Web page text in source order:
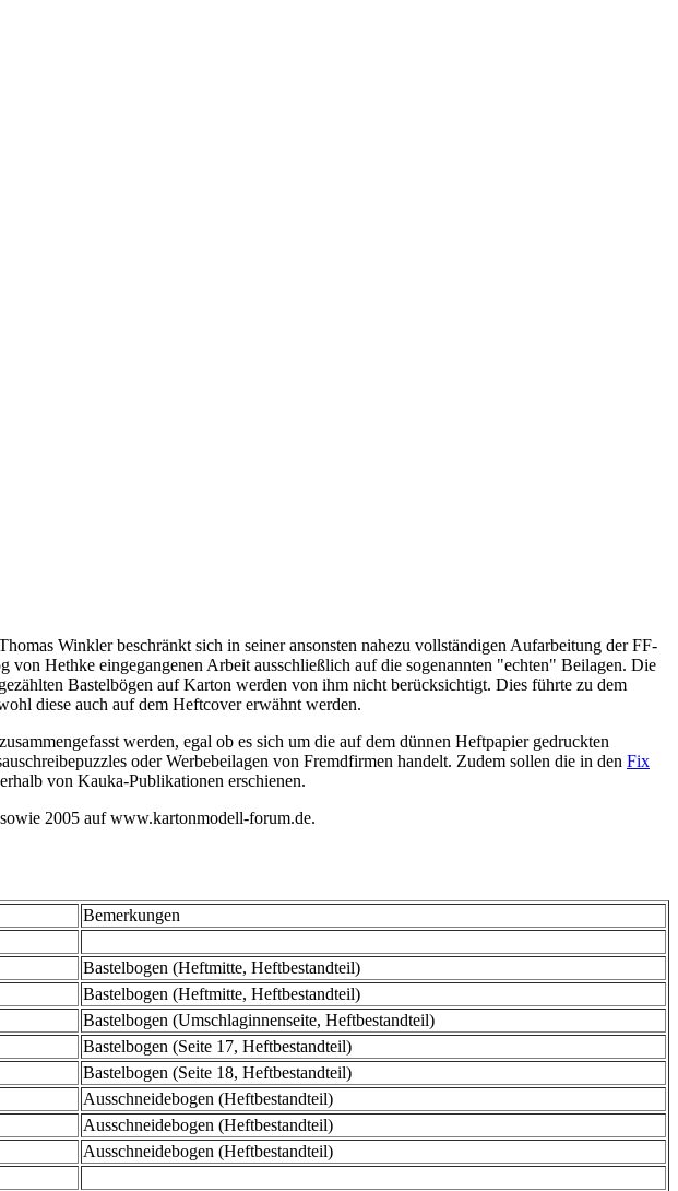
Winkler beschränkt sich in seiner ansonsten nahezu vollständigen Aufarbeitung der FF-
von Hethke eingegangenen Arbeit ausschließlich auf die sogenannten "echten" Beilagen. Die
Bastelbögen auf Karton werden von ihm nicht berücksichtigt. Dies führte zu dem
diese auch auf dem Heftcover erwähnt werden.
werden, egal ob es sich um die auf dem dünnen Heftpapier gedruckten
oder Werbebeilagen von Fremdfirmen handelt. Zudem sollen die in den Fix
von Kauka-Publikationen erschienen.
2005 auf www.kartonmodell-forum.de.
Bemerkungen
Bastelbogen (Heftmitte, Heftbestandteil)
Bastelbogen (Heftmitte, Heftbestandteil)
Bastelbogen (Umschlaginnenseite, Heftbestandteil)
Bastelbogen (Seite 17, Heftbestandteil)
Bastelbogen (Seite 18, Heftbestandteil)
Ausschneidebogen (Heftbestandteil)
Ausschneidebogen (Heftbestandteil)
Ausschneidebogen (Heftbestandteil)